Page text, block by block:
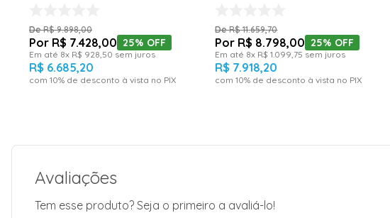
R$ 9.898,00
R$ 7.428,00 25% OFF
Em até 8x R$ 928 50 sem juros
R$ 6.685,20
com10% de desconto à vista no PIX
R$ 11.659,70
R$ 8.798,00 25% OFF
Em até 8x R$ 1 099 75 sem juros
R$ 7.918,20
com10% de desconto à vista no PIX
Avaliações
Tem esse produto? Seja o primeiro a avaliá-lo!